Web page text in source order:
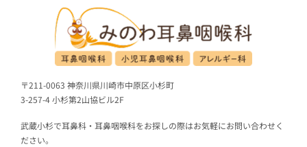
〒211-0063 神奈川県川崎市中原区小杉町
3-257-4 小杉第2山協ビル2F
武蔵小杉で耳鼻科・耳鼻咽喉科をお探しの際はお気軽にお問い合わせく
ださい。